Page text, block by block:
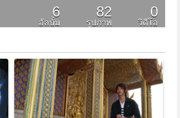
6
อัลบั้ม
82
รูปภาพ
0
วิดีโอ